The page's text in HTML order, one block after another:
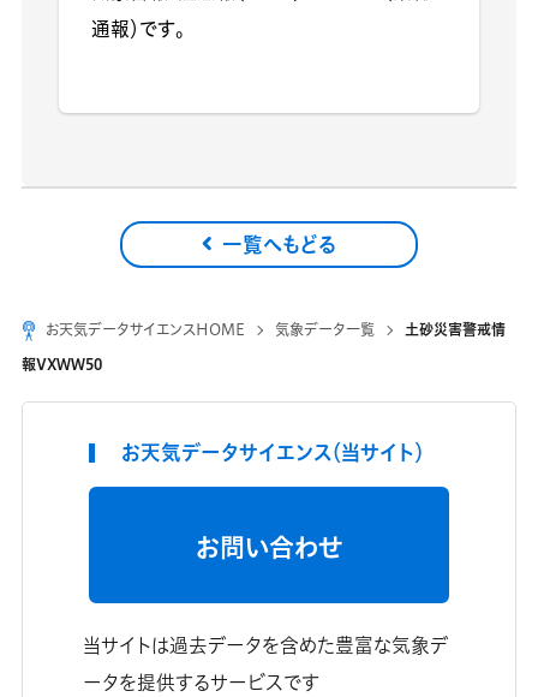
通報）です。
一覧へもどる
お天気データサイエンスHOME 気象データ一覧
土砂災害警戒情
報VXWW50
お天気データサイエンス（当サイト）
お問い合わせ
当サイトは過去データを含めた豊富な気象デ
ータを提供するサービスです